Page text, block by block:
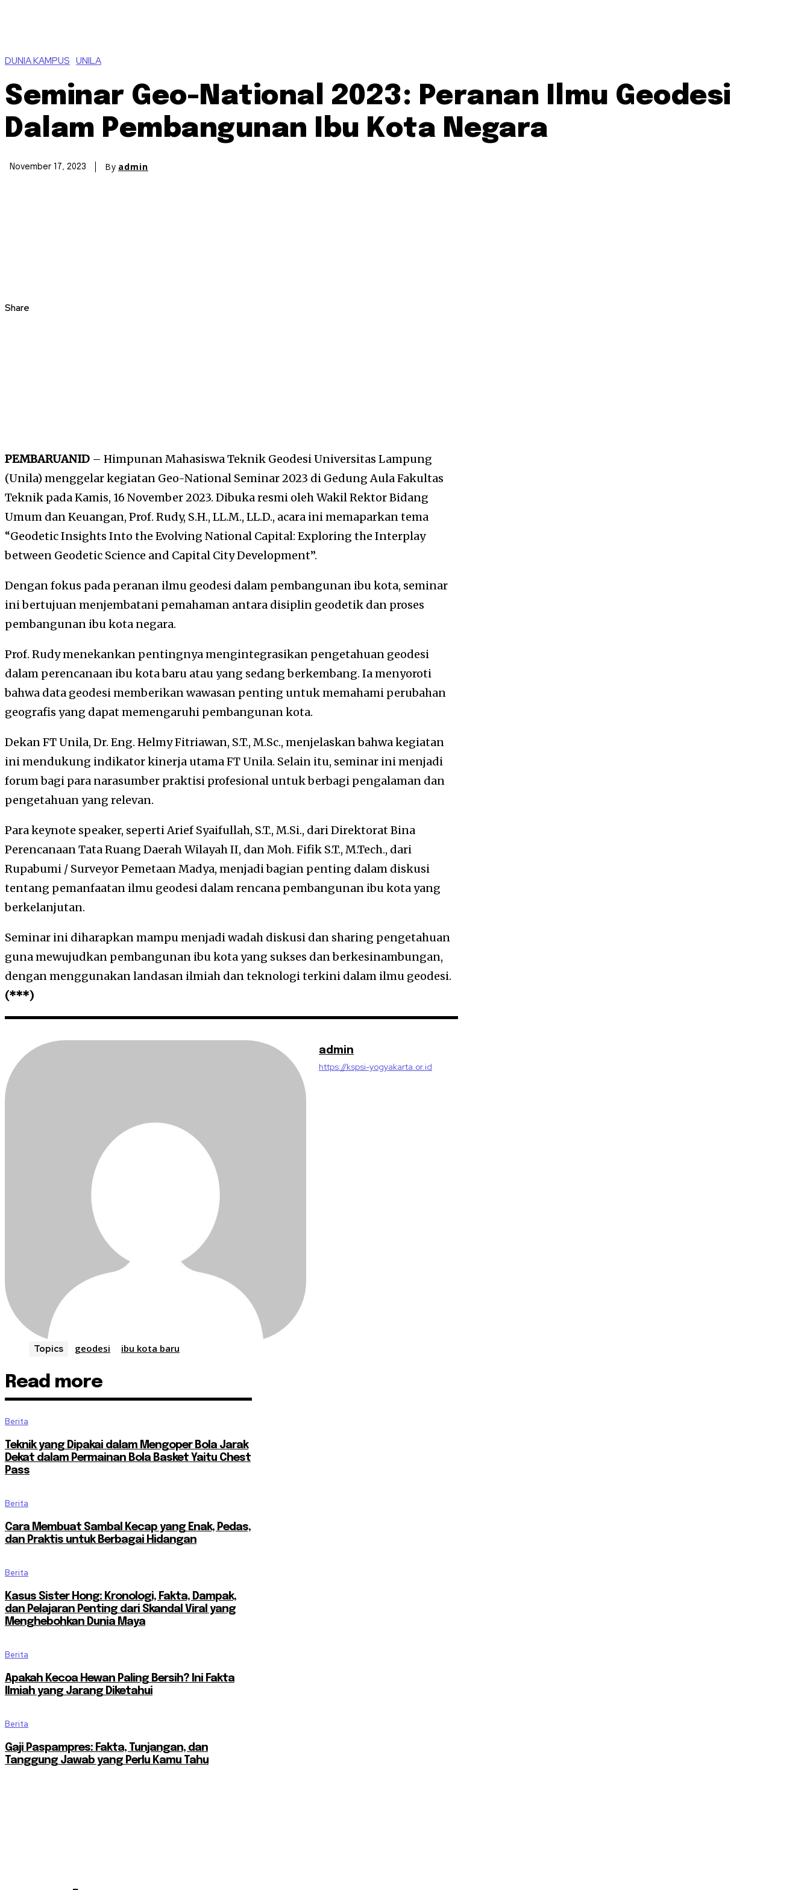
DUNIA KAMPUS UNILA
Seminar Geo-National 2023: Peranan Ilmu Geodesi
Dalam Pembangunan Ibu Kota Negara
November 17, 2023 By admin
Share
PEMBARUANID – Himpunan Mahasiswa Teknik Geodesi Universitas Lampung
(Unila) menggelar kegiatan Geo-National Seminar 2023 di Gedung Aula Fakultas
Teknik pada Kamis, 16 November 2023. Dibuka resmi oleh Wakil Rektor Bidang
Umum dan Keuangan, Prof. Rudy, S.H., LL.M., LL.D., acara ini memaparkan tema
“Geodetic Insights Into the Evolving National Capital: Exploring the Interplay
between Geodetic Science and Capital City Development”.
Dengan fokus pada peranan ilmu geodesi dalam pembangunan ibu kota, seminar
ini bertujuan menjembatani pemahaman antara disiplin geodetik dan proses
pembangunan ibu kota negara.
Prof. Rudy menekankan pentingnya mengintegrasikan pengetahuan geodesi
dalam perencanaan ibu kota baru atau yang sedang berkembang. Ia menyoroti
bahwa data geodesi memberikan wawasan penting untuk memahami perubahan
geografis yang dapat memengaruhi pembangunan kota.
Dekan FT Unila, Dr. Eng. Helmy Fitriawan, S.T., M.Sc., menjelaskan bahwa kegiatan
ini mendukung indikator kinerja utama FT Unila. Selain itu, seminar ini menjadi
forum bagi para narasumber praktisi profesional untuk berbagi pengalaman dan
pengetahuan yang relevan.
Para keynote speaker, seperti Arief Syaifullah, S.T., M.Si., dari Direktorat Bina
Perencanaan Tata Ruang Daerah Wilayah II, dan Moh. Fifik S.T., M.Tech., dari
Rupabumi / Surveyor Pemetaan Madya, menjadi bagian penting dalam diskusi
tentang pemanfaatan ilmu geodesi dalam rencana pembangunan ibu kota yang
berkelanjutan.
Seminar ini diharapkan mampu menjadi wadah diskusi dan sharing pengetahuan
guna mewujudkan pembangunan ibu kota yang sukses dan berkesinambungan,
dengan menggunakan landasan ilmiah dan teknologi terkini dalam ilmu geodesi.
(***)
admin
https://kspsi-yogyakarta.or.id
Topics geodesi ibu kota baru
Read more
Berita
Teknik yang Dipakai dalam Mengoper Bola Jarak
Dekat dalam Permainan Bola Basket Yaitu Chest
Pass
Berita
Cara Membuat Sambal Kecap yang Enak, Pedas,
dan Praktis untuk Berbagai Hidangan
Berita
Kasus Sister Hong: Kronologi, Fakta, Dampak,
dan Pelajaran Penting dari Skandal Viral yang
Menghebohkan Dunia Maya
Berita
Apakah Kecoa Hewan Paling Bersih? Ini Fakta
Ilmiah yang Jarang Diketahui
Berita
Gaji Paspampres: Fakta, Tunjangan, dan
Tanggung Jawab yang Perlu Kamu Tahu